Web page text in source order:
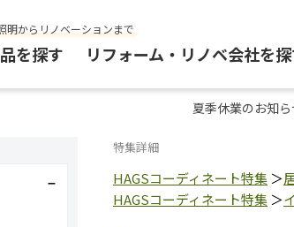
明からリノベーションまで
を探す リフォーム・リノベ会社を
夏季休業のお知
特集詳細
HAGSコーディネート特集 ＞
HAGSコーディネート特集 ＞